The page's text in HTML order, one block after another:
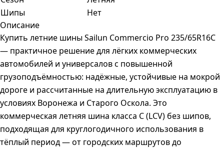
Шипы
Нет
Описание
Купить летние шины Sailun Commercio Pro 235/65R16C
— практичное решение для лёгких коммерческих
автомобилей и универсалов с повышенной
грузоподъёмностью: надёжные, устойчивые на мокрой
дороге и рассчитанные на длительную эксплуатацию в
условиях Воронежа и Старого Оскола. Это
коммерческая летняя шина класса C (LCV) без шипов,
подходящая для круглогодичного использования в
тёплый период — от городских маршрутов до